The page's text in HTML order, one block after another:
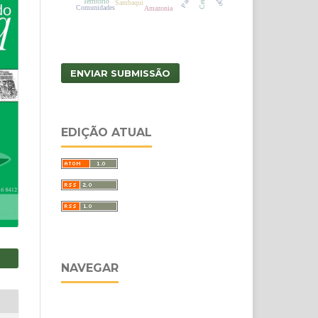
Sambaqui
Amazonia
Comunidades
ENVIAR SUBMISSÃO
EDIÇÃO ATUAL
NAVEGAR